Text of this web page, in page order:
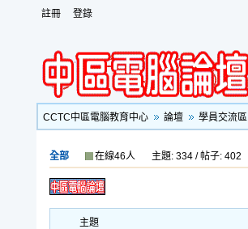
註冊 登錄
CCTC中區電腦教育中心 論壇 學員交流區
全部 在線46人 主題: 334 / 帖子: 402
主題